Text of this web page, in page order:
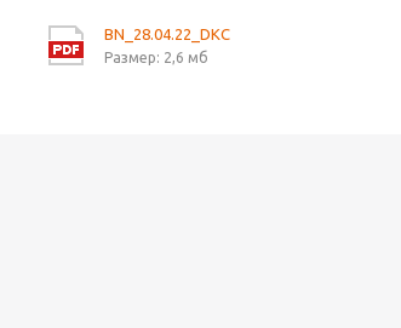
BN_28.04.22_DKC
Размер: 2,6 мб